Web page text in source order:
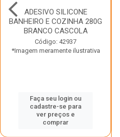
ADESIVO SILICONE
BANHEIRO E COZINHA 280G
BRANCO CASCOLA
Código: 42937
*Imagem meramente ilustrativa
Faça seu login ou
cadastre-se para
ver preços e
comprar